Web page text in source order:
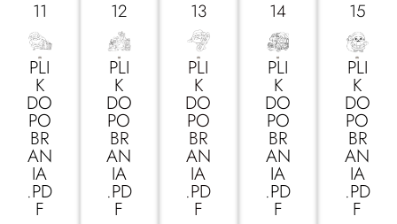
11
PLI
K
DO
PO
BR
AN
IA
.PD
F
12
PLI
K
DO
PO
BR
AN
IA
.PD
F
13
PLI
K
DO
PO
BR
AN
IA
.PD
F
14
PLI
K
DO
PO
BR
AN
IA
.PD
F
15
PLI
K
DO
PO
BR
AN
IA
.PD
F